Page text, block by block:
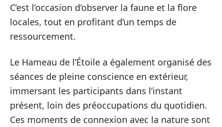
C’est l’occasion d’observer la faune et la flore
locales, tout en profitant d’un temps de
ressourcement.
Le Hameau de l’Étoile a également organisé des
séances de pleine conscience en extérieur,
immersant les participants dans l’instant
présent, loin des préoccupations du quotidien.
Ces moments de connexion avec la nature sont